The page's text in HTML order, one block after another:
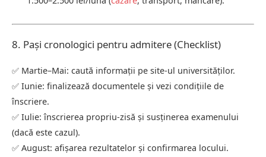
8. Pași cronologici pentru admitere (Checklist)
✅ Martie–Mai: caută informații pe site-ul universităților.
✅ Iunie: finalizează documentele și vezi condițiile de
înscriere.
✅ Iulie: înscrierea propriu-zisă și susținerea examenului
(dacă este cazul).
✅ August: afișarea rezultatelor și confirmarea locului.